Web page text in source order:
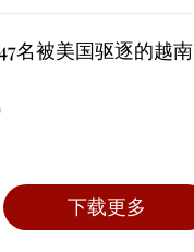
名被美国驱逐的越南
下载更多